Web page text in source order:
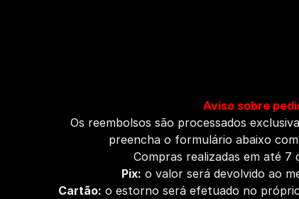
Aviso sobre
Os reembolsos são processados
preencha o formulário abaixo
Compras realizadas em até 7
Pix: o valor será devolvido ao
Cartão: o estorno será efetuado no